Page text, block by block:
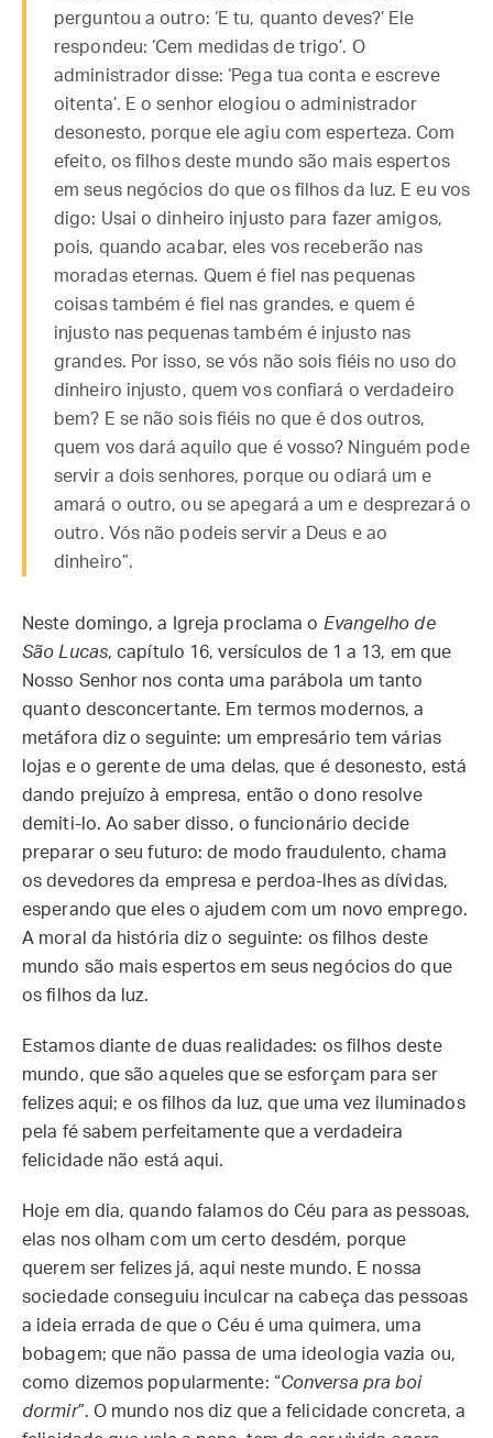
perguntou a outro: ‘E tu, quanto deves?’ Ele
respondeu: ‘Cem medidas de trigo’. O
administrador disse: ‘Pega tua conta e escreve
oitenta’. E o senhor elogiou o administrador
desonesto, porque ele agiu com esperteza. Com
efeito, os filhos deste mundo são mais espertos
em seus negócios do que os filhos da luz. E eu vos
digo: Usai o dinheiro injusto para fazer amigos,
pois, quando acabar, eles vos receberão nas
moradas eternas. Quem é fiel nas pequenas
coisas também é fiel nas grandes, e quem é
injusto nas pequenas também é injusto nas
grandes. Por isso, se vós não sois fiéis no uso do
dinheiro injusto, quem vos confiará o verdadeiro
bem? E se não sois fiéis no que é dos outros,
quem vos dará aquilo que é vosso? Ninguém pode
servir a dois senhores, porque ou odiará um e
amará o outro, ou se apegará a um e desprezará o
outro. Vós não podeis servir a Deus e ao
dinheiro”.
Neste domingo, a Igreja proclama o Evangelho de
São Lucas, capítulo 16, versículos de 1 a 13, em que
Nosso Senhor nos conta uma parábola um tanto
quanto desconcertante. Em termos modernos, a
metáfora diz o seguinte: um empresário tem várias
lojas e o gerente de uma delas, que é desonesto, está
dando prejuízo à empresa, então o dono resolve
demiti-lo. Ao saber disso, o funcionário decide
preparar o seu futuro: de modo fraudulento, chama
os devedores da empresa e perdoa-lhes as dívidas,
esperando que eles o ajudem com um novo emprego.
A moral da história diz o seguinte: os filhos deste
mundo são mais espertos em seus negócios do que
os filhos da luz.
Estamos diante de duas realidades: os filhos deste
mundo, que são aqueles que se esforçam para ser
felizes aqui; e os filhos da luz, que uma vez iluminados
pela fé sabem perfeitamente que a verdadeira
felicidade não está aqui.
Hoje em dia, quando falamos do Céu para as pessoas,
elas nos olham com um certo desdém, porque
querem ser felizes já, aqui neste mundo. E nossa
sociedade conseguiu inculcar na cabeça das pessoas
a ideia errada de que o Céu é uma quimera, uma
bobagem; que não passa de uma ideologia vazia ou,
como dizemos popularmente: “Conversa pra boi
dormir”. O mundo nos diz que a felicidade concreta, a